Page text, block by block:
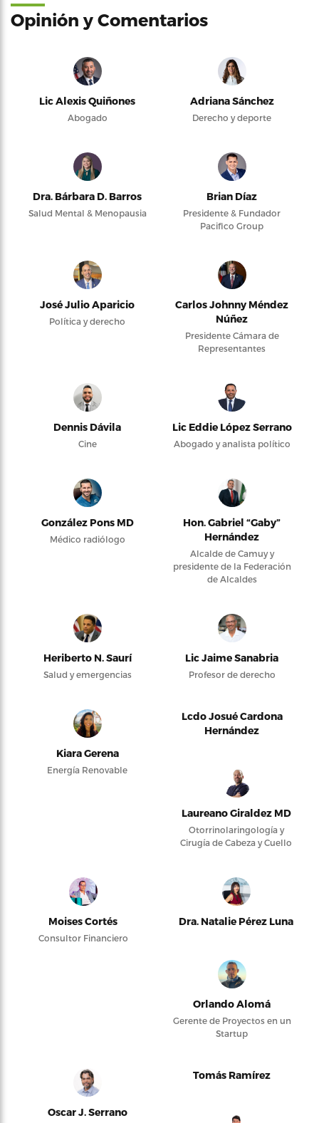
Opinión y Comentarios
Lic Alexis Quiñones
Abogado
Adriana Sánchez
Derecho y deporte
Dra. Bárbara D. Barros
Salud Mental & Menopausia
Brian Díaz
Presidente & Fundador
Pacifico Group
José Julio Aparicio
Política y derecho
Carlos Johnny Méndez
Núñez
Presidente Cámara de
Representantes
Dennis Dávila
Cine
Lic Eddie López Serrano
Abogado y analista político
González Pons MD
Médico radiólogo
Hon. Gabriel “Gaby”
Hernández
Alcalde de Camuy y
presidente de la Federación
de Alcaldes
Heriberto N. Saurí
Salud y emergencias
Lic Jaime Sanabria
Profesor de derecho
Kiara Gerena
Energía Renovable
Lcdo Josué Cardona
Hernández
Laureano Giraldez MD
Otorrinolaringología y
Cirugía de Cabeza y Cuello
Moises Cortés
Consultor Financiero
Dra. Natalie Pérez Luna
Orlando Alomá
Gerente de Proyectos en un
Startup
Oscar J. Serrano
Tomás Ramírez